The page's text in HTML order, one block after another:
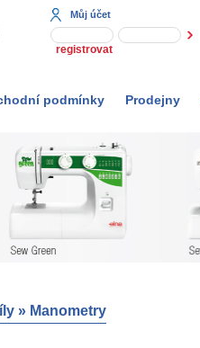
Můj účet
registrovat
podmínky Prodejny
» Manometry